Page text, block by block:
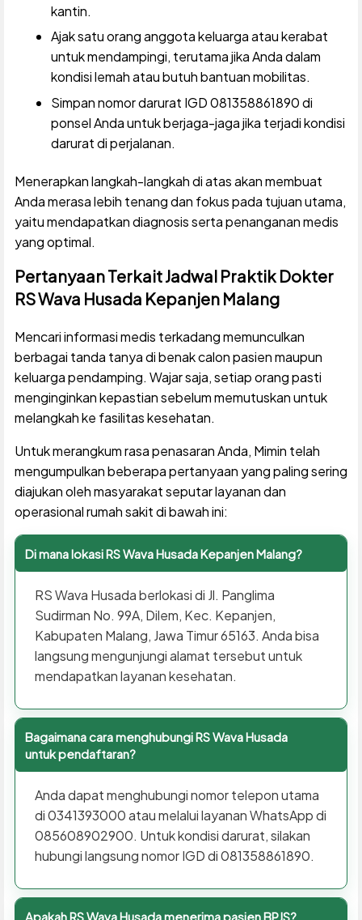
kantin.
Ajak satu orang anggota keluarga atau kerabat
untuk mendampingi, terutama jika Anda dalam
kondisi lemah atau butuh bantuan mobilitas.
Simpan nomor darurat IGD 081358861890 di
ponsel Anda untuk berjaga-jaga jika terjadi kondisi
darurat di perjalanan.
Menerapkan langkah-langkah di atas akan membuat
Anda merasa lebih tenang dan fokus pada tujuan utama,
yaitu mendapatkan diagnosis serta penanganan medis
yang optimal.
Pertanyaan Terkait Jadwal Praktik Dokter
RS Wava Husada Kepanjen Malang
Mencari informasi medis terkadang memunculkan
berbagai tanda tanya di benak calon pasien maupun
keluarga pendamping. Wajar saja, setiap orang pasti
menginginkan kepastian sebelum memutuskan untuk
melangkah ke fasilitas kesehatan.
Untuk merangkum rasa penasaran Anda, Mimin telah
mengumpulkan beberapa pertanyaan yang paling sering
diajukan oleh masyarakat seputar layanan dan
operasional rumah sakit di bawah ini:
Di mana lokasi RS Wava Husada Kepanjen Malang?
RS Wava Husada berlokasi di Jl. Panglima
Sudirman No. 99A, Dilem, Kec. Kepanjen,
Kabupaten Malang, Jawa Timur 65163. Anda bisa
langsung mengunjungi alamat tersebut untuk
mendapatkan layanan kesehatan.
Bagaimana cara menghubungi RS Wava Husada
untuk pendaftaran?
Anda dapat menghubungi nomor telepon utama
di 0341393000 atau melalui layanan WhatsApp di
085608902900. Untuk kondisi darurat, silakan
hubungi langsung nomor IGD di 081358861890.
Apakah RS Wava Husada menerima pasien BPJS?